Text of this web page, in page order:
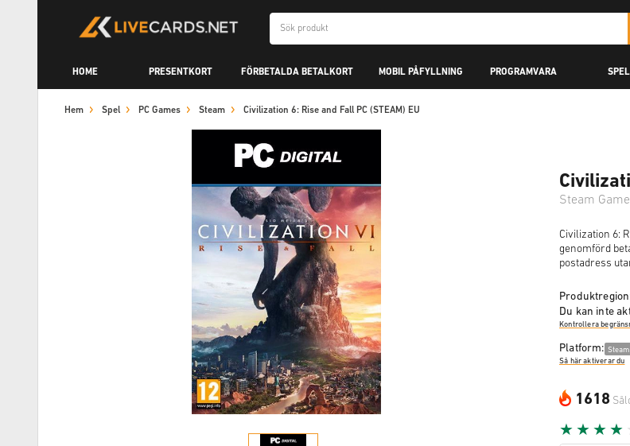
HOME PRESENTKORT FÖRBETALDA BETALKORT MOBIL PÅFYLLNING PROGRAMVARA SPEL
Hem Spel PC Games Steam Civilization 6: Rise and Fall PC (STEAM) EU
Steam
Civilization 6:
genomförd
postadress
Du kan inte
Kontrollera
Platform: Steam
Så här aktiverar du
1618